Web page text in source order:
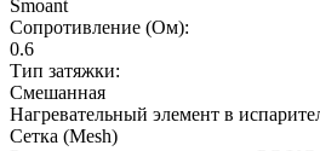
Smoant
Сопротивление (Ом):
0.6
Тип затяжки:
Смешанная
Нагревательный элемент в
Сетка (Mesh)